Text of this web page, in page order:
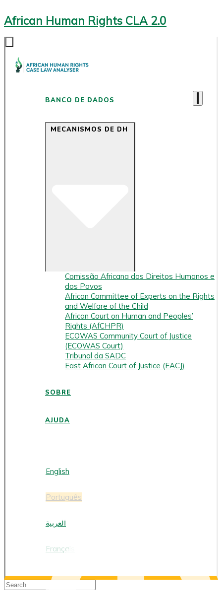
African Human Rights CLA 2.0
BANCO DE DADOS
MECANISMOS DE DH
Comissão Africana dos Direitos Humanos e
dos Povos
African Committee of Experts on the Rights
and Welfare of the Child
African Court on Human and Peoples’
Rights (AfCHPR)
ECOWAS Community Court of Justice
(ECOWAS Court)
Tribunal da SADC
East African Court of Justice (EACJ)
SOBRE
AJUDA
English
Português
العربية
Français